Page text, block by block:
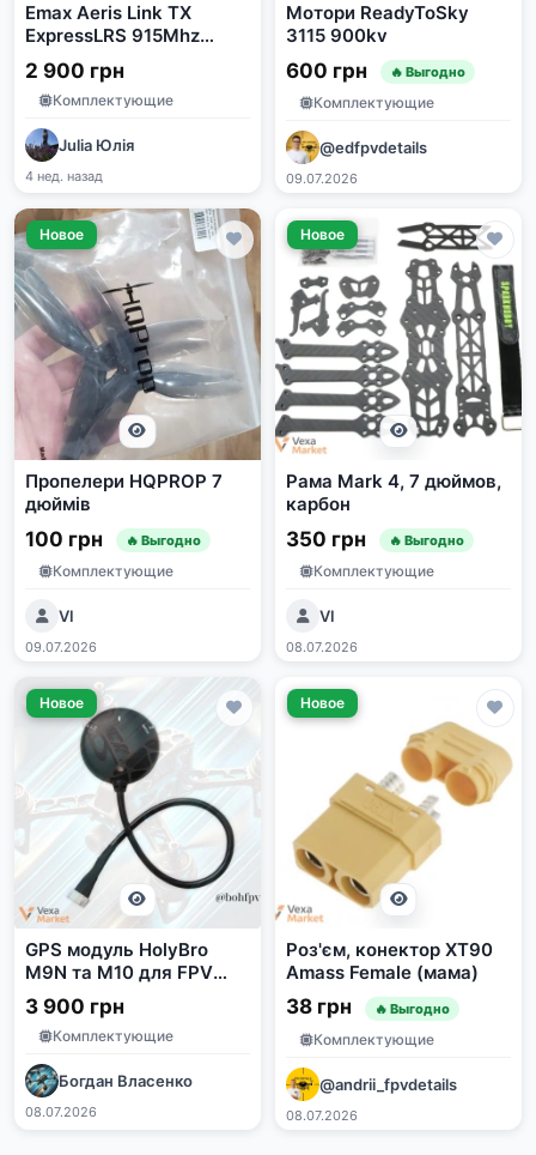
Emax Aeris Link TX
ExpressLRS 915Mhz
2000mW
2 900 грн
Комплектующие
Julia Юлія
4 нед. назад
Мотори ReadyToSky
3115 900kv
600 грн 🔥 Выгодно
Комплектующие
@edfpvdetails
09.07.2026
Новое
Пропелери HQPROP 7
дюймів
100 грн 🔥 Выгодно
Комплектующие
VI
09.07.2026
Новое
Рама Mark 4, 7 дюймов,
карбон
350 грн 🔥 Выгодно
Комплектующие
VI
08.07.2026
Новое
GPS модуль HolyBro
M9N та M10 для FPV
дронів
3 900 грн
Комплектующие
Богдан Власенко
08.07.2026
Новое
Роз'єм, конектор XT90
Amass Female (мама)
38 грн 🔥 Выгодно
Комплектующие
@andrii_fpvdetails
08.07.2026